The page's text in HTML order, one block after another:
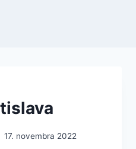
17. novembra 2022